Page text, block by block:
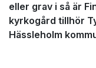
eller grav i så är
kyrkogård tillhör
Hässleholm